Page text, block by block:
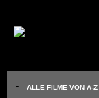
- ALLE FILME VON A-Z